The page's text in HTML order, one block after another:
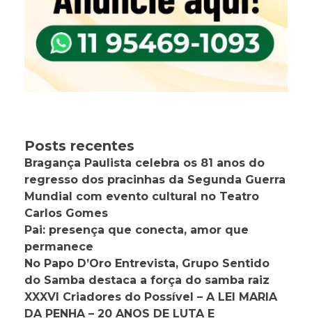
Posts recentes
Bragança Paulista celebra os 81 anos do
regresso dos pracinhas da Segunda Guerra
Mundial com evento cultural no Teatro
Carlos Gomes
Pai: presença que conecta, amor que
permanece
No Papo D’Oro Entrevista, Grupo Sentido
do Samba destaca a força do samba raiz
XXXVI Criadores do Possível – A LEI MARIA
DA PENHA – 20 ANOS DE LUTA E